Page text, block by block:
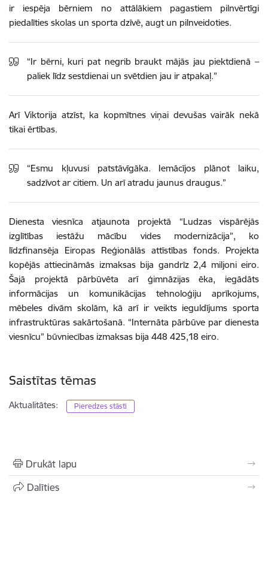
ir iespēja bērniem no attālākiem pagastiem pilnvērtīgi
piedalīties skolas un sporta dzīvē, augt un pilnveidoties.
“Ir bērni, kuri pat negrib braukt mājās jau piektdienā –
paliek līdz sestdienai un svētdien jau ir atpakaļ.”
Arī Viktorija atzīst, ka kopmītnes viņai devušas vairāk nekā
tikai ērtības.
“Esmu kļuvusi patstāvīgāka. Iemācījos plānot laiku,
sadzīvot ar citiem. Un arī atradu jaunus draugus.”
Dienesta viesnīca atjaunota projektā “Ludzas vispārējās
izglītības iestāžu mācību vides modernizācija”, ko
līdzfinansēja Eiropas Reģionālās attīstības fonds. Projekta
kopējās attiecināmās izmaksas bija gandrīz 2,4 miljoni eiro.
Šajā projektā pārbūvēta arī ģimnāzijas ēka, iegādāts
informācijas un komunikācijas tehnoloģiju aprīkojums,
mēbeles divām skolām, kā arī ir veikts ieguldījums sporta
infrastruktūras sakārtošanā. “Internāta pārbūve par dienesta
viesnīcu” būvniecības izmaksas bija 448 425,18 eiro.
Saistītas tēmas
Aktualitātes: Pieredzes stāsti
Drukāt lapu
Dalīties